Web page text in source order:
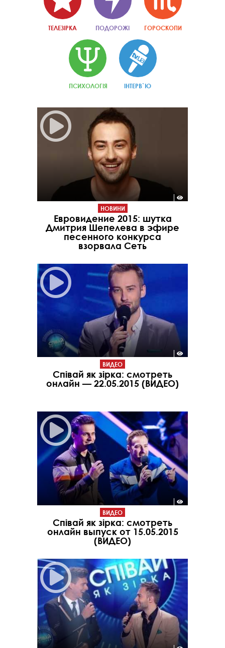
ТЕЛЕЗІРКА ПОДОРОЖІ ГОРОСКОПИ
ПСИХОЛОГІЯ ІНТЕРВ`Ю
НОВИНИ
Евровидение 2015: шутка
Дмитрия Шепелева в эфире
песенного конкурса
взорвала Сеть
ВИДЕО
Співай як зірка: смотреть
онлайн — 22.05.2015 (ВИДЕО)
ВИДЕО
Співай як зірка: смотреть
онлайн выпуск от 15.05.2015
(ВИДЕО)